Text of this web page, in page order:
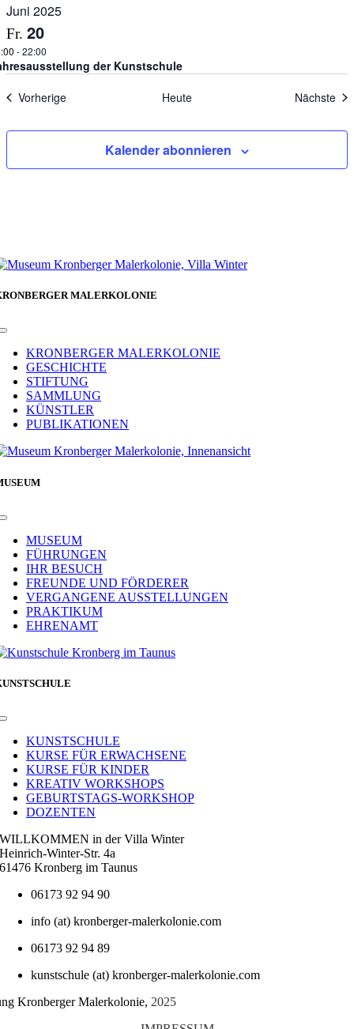
Juni 2025
Fr. 20
-22:00
der Kunstschule
VorherigeVeranstaltungen Heute Nächste
Kalender abonnieren
MALERKOLONIE
Toggle
NavigationKRONBERGER MALERKOLONIE
GESCHICHTE
STIFTUNG
SAMMLUNG
KÜNSTLER
PUBLIKATIONEN
Toggle
NavigationMUSEUM
FÜHRUNGEN
IHR BESUCH
FREUNDE UND FÖRDERER
VERGANGENE AUSSTELLUNGEN
PRAKTIKUM
EHRENAMT
Toggle
NavigationKUNSTSCHULE
KURSE FÜR ERWACHSENE
KURSE FÜR KINDER
KREATIV WORKSHOPS
GEBURTSTAGS-WORKSHOP
DOZENTEN
WILLKOMMEN in der Villa Winter
Heinrich-Winter-Str. 4a
61476 Kronberg im Taunus
06173 92 94 90
info (at) kronberger-malerkolonie.com
06173 92 94 89
kunstschule (at) kronberger-malerkolonie.com
Kronberger Malerkolonie, 2025